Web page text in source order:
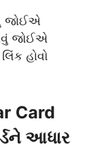
જોઈએ
જોઈએ
હોવો
Card
આધાર